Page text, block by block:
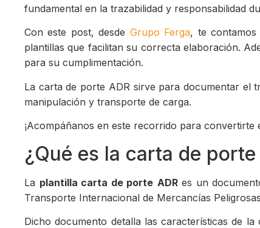
fundamental en la trazabilidad y responsabilidad
Con este post, desde Grupo Ferga, te
plantillas que facilitan su correcta elaboración.
para su cumplimentación.
La carta de porte ADR sirve para documentar el
manipulación y transporte de carga.
¡Acompáñanos en este recorrido para
¿Qué es la carta de porte
La plantilla carta de porte ADRes un
Transporte Internacional de Mercancías
Dicho documento detalla las características de